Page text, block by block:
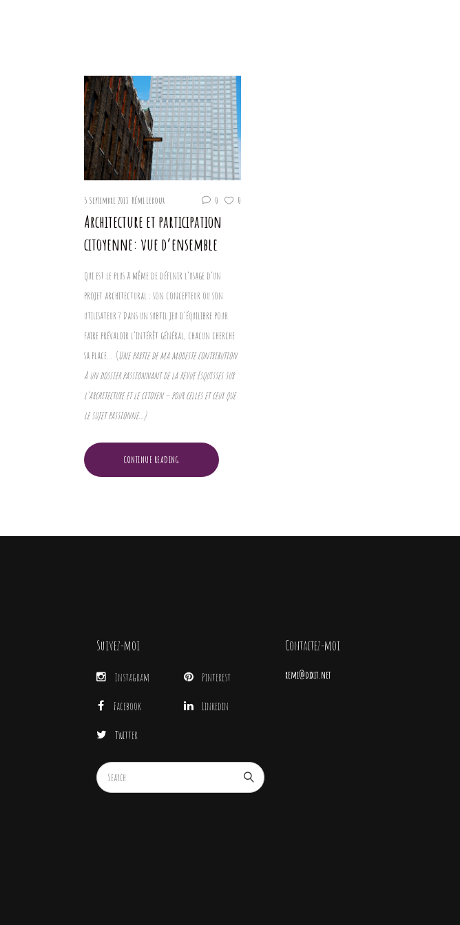
5 Septembre 2013 Rémi Leroux 0 0
Architecture et participation
citoyenne: vue d’ensemble
Qui est le plus à même de définir l’usage d’un
projet architectural : son concepteur ou son
utilisateur ? Dans un subtil jeu d’équilibre pour
faire prévaloir l’intérêt général, chacun cherche
sa place… (Une partie de ma modeste contribution
à un dossier passionnant de la revue Esquisses sur
l’architecture et le citoyen – pour celles et ceux que
le sujet passionne…)
CONTINUE READING
Suivez-moi
Instagram
Facebook
Twitter
Pinterest
Linkedin
Contactez-moi
remi@dixit.net